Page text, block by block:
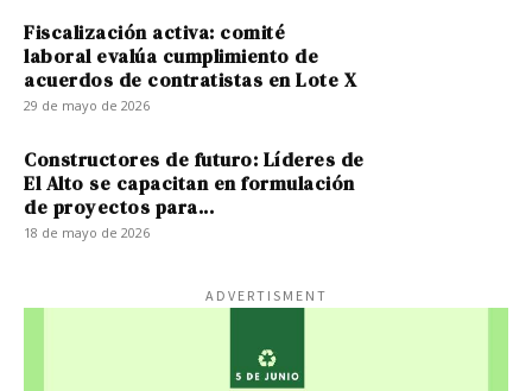
Fiscalización activa: comité
laboral evalúa cumplimiento de
acuerdos de contratistas en Lote X
29 de mayo de 2026
Constructores de futuro: Líderes de
El Alto se capacitan en formulación
de proyectos para...
18 de mayo de 2026
ADVERTISMENT